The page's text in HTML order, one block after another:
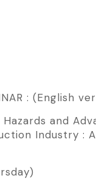
: (English
and
Industry :